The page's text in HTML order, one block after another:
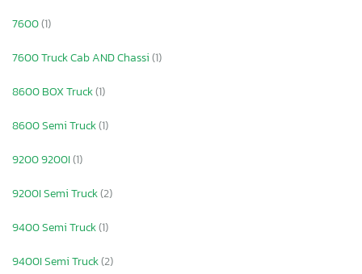
7600(1)
7600 Truck Cab AND Chassi(1)
8600 BOX Truck(1)
8600 Semi Truck(1)
9200 9200I(1)
9200I Semi Truck(2)
9400 Semi Truck(1)
9400I Semi Truck(2)